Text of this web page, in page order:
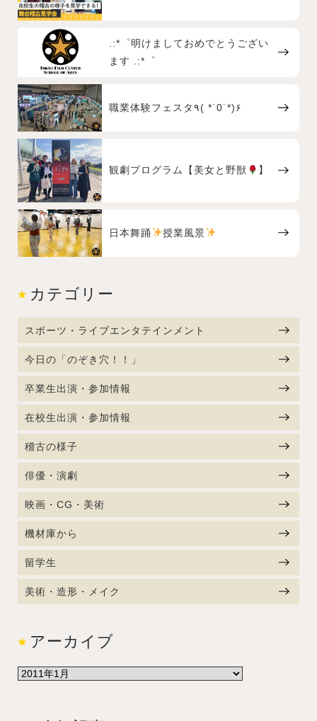
.:*゜明けましておめでとうござい
ます .:*゜
職業体験フェスタ٩( *˙0˙*)۶
観劇プログラム【美女と野獣 】
日本舞踊 授業風景
カテゴリー
スポーツ・ライブエンタテインメント
今日の「のぞき穴！！」
卒業生出演・参加情報
在校生出演・参加情報
稽古の様子
俳優・演劇
映画・CG・美術
機材庫から
留学生
美術・造形・メイク
アーカイブ